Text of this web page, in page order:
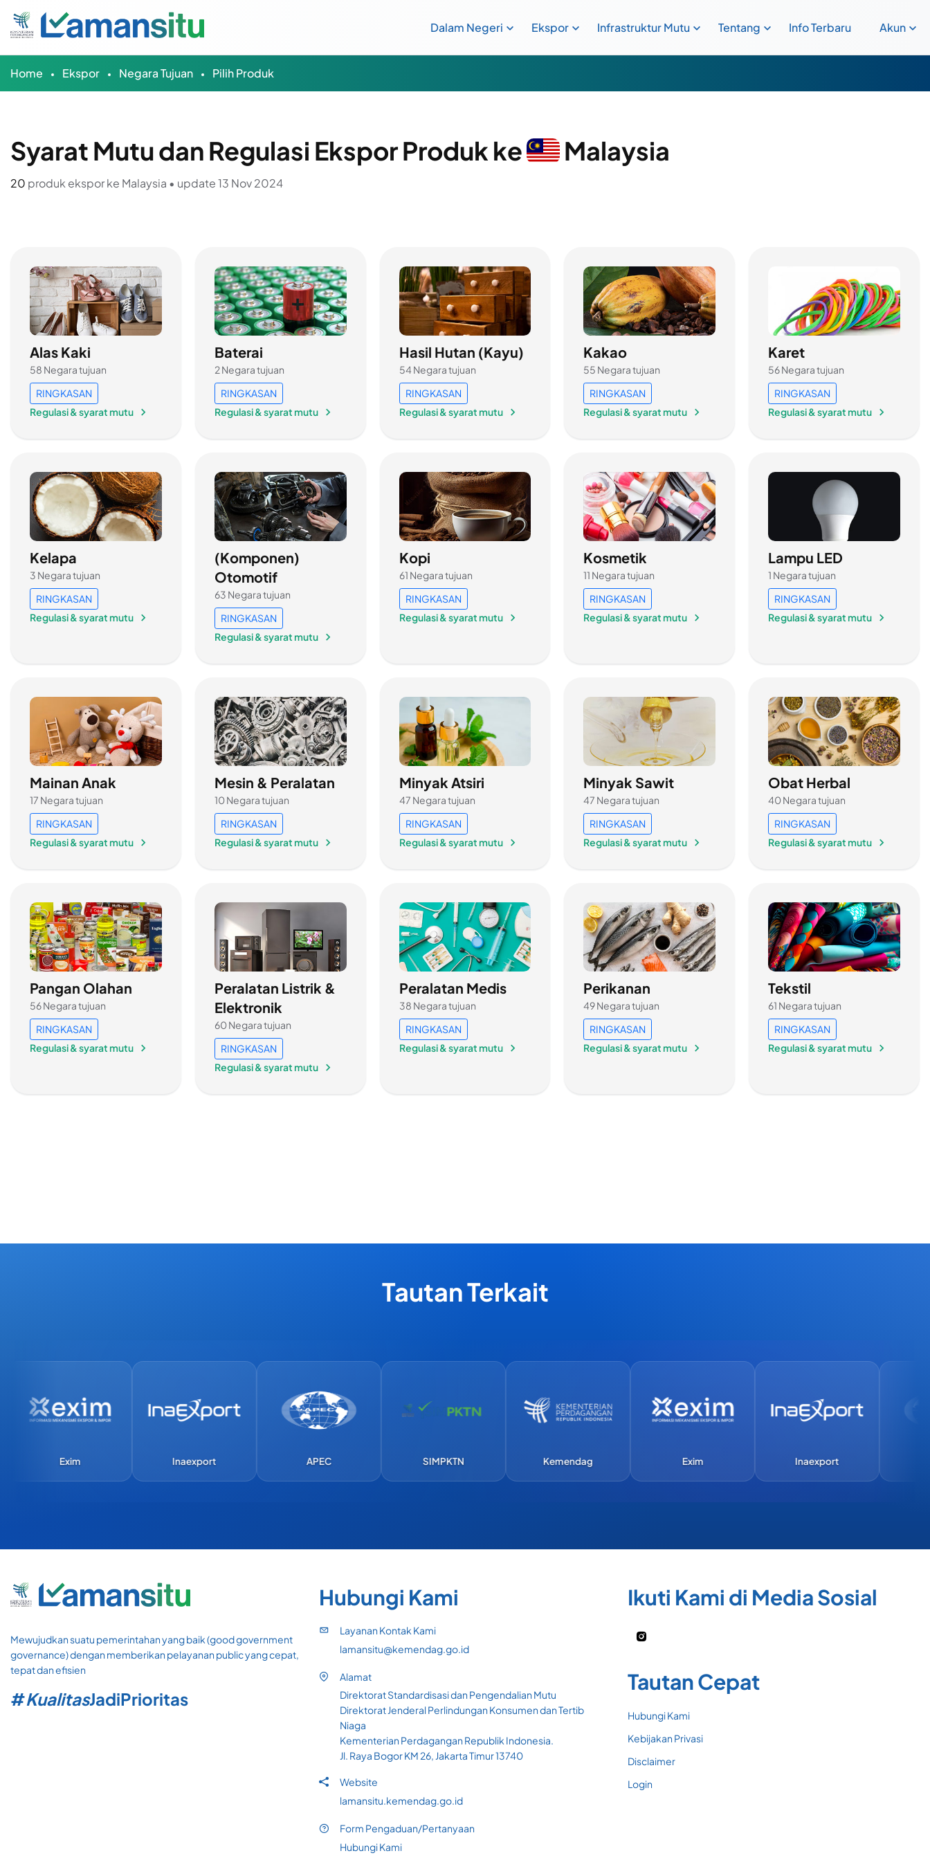
Dalam Negeri Ekspor Infrastruktur Mutu Tentang Info Terbaru Akun
Home Ekspor Negara Tujuan Pilih Produk
Syarat Mutu dan Regulasi Ekspor Produk ke Malaysia
20 produk ekspor ke Malaysia • update 13 Nov 2024
Alas Kaki
58 Negara tujuan
RINGKASAN
Regulasi & syarat mutu
Baterai
2 Negara tujuan
RINGKASAN
Regulasi & syarat mutu
Hasil Hutan (Kayu)
54 Negara tujuan
RINGKASAN
Regulasi & syarat mutu
Kakao
55 Negara tujuan
RINGKASAN
Regulasi & syarat mutu
Karet
56 Negara tujuan
RINGKASAN
Regulasi & syarat mutu
Kelapa
3 Negara tujuan
RINGKASAN
Regulasi & syarat mutu
(Komponen)
Otomotif
63 Negara tujuan
RINGKASAN
Regulasi & syarat mutu
Kopi
61 Negara tujuan
RINGKASAN
Regulasi & syarat mutu
Kosmetik
11 Negara tujuan
RINGKASAN
Regulasi & syarat mutu
Lampu LED
1 Negara tujuan
RINGKASAN
Regulasi & syarat mutu
Mainan Anak
17 Negara tujuan
RINGKASAN
Regulasi & syarat mutu
Mesin & Peralatan
10 Negara tujuan
RINGKASAN
Regulasi & syarat mutu
Minyak Atsiri
47 Negara tujuan
RINGKASAN
Regulasi & syarat mutu
Minyak Sawit
47 Negara tujuan
RINGKASAN
Regulasi & syarat mutu
Obat Herbal
40 Negara tujuan
RINGKASAN
Regulasi & syarat mutu
Pangan Olahan
56 Negara tujuan
RINGKASAN
Regulasi & syarat mutu
Peralatan Listrik &
Elektronik
60 Negara tujuan
RINGKASAN
Regulasi & syarat mutu
Peralatan Medis
38 Negara tujuan
RINGKASAN
Regulasi & syarat mutu
Perikanan
49 Negara tujuan
RINGKASAN
Regulasi & syarat mutu
Tekstil
61 Negara tujuan
RINGKASAN
Regulasi & syarat mutu
Tautan Terkait
Inaexport SIMPKTN Kemendag Inaexport
Mewujudkan suatu pemerintahan yang baik (good government
governance) dengan memberikan pelayanan public yang cepat,
tepat dan efisien
#KualitasJadiPrioritas
Hubungi Kami
Layanan Kontak Kami
lamansitu@kemendag.go.id
Alamat
Direktorat Standardisasi dan Pengendalian Mutu
Direktorat Jenderal Perlindungan Konsumen dan Tertib
Niaga
Kementerian Perdagangan Republik Indonesia.
Jl. Raya Bogor KM 26, Jakarta Timur 13740
Website
lamansitu.kemendag.go.id
Form Pengaduan/Pertanyaan
Hubungi Kami
Ikuti Kami di Media Sosial
Tautan Cepat
Hubungi Kami
Kebijakan Privasi
Disclaimer
Login